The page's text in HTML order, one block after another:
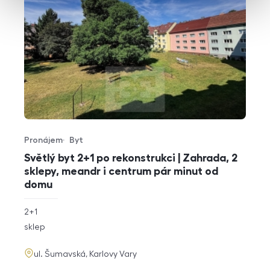
Světlý byt 2+1 po rekonstrukci | Zahrada, 2
sklepy, meandr i centrum pár minut od
domu
Typ nabídky
Pronájem
Typ nemovitosti
Byt
rozměry
2+1
funkce
sklep
adresa
ul. Šumavská, Karlovy Vary